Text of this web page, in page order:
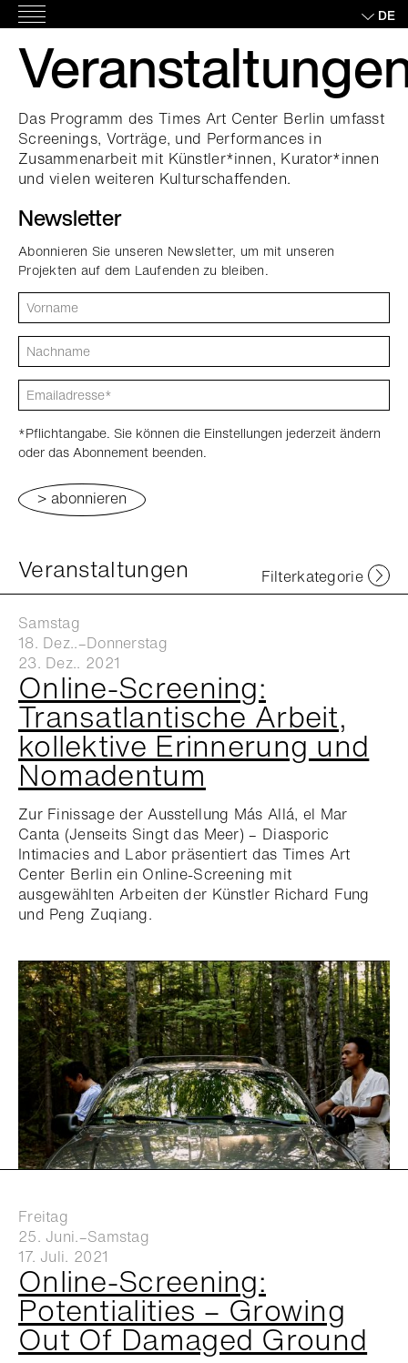
Skip
to
content
DE
Das Programm des Times Art Center Berlin umfasst
Screenings, Vorträge, und Performances in
Zusammenarbeit mit Künstler*innen, Kurator*innen
und vielen weiteren Kulturschaffenden.
Newsletter
Abonnieren Sie unseren Newsletter, um mit unseren
Projekten auf dem Laufenden zu bleiben.
*Pflichtangabe. Sie können die Einstellungen jederzeit ändern
oder das Abonnement beenden.
Veranstaltungen Filterkategorie
Samstag
18. Dez..–Donnerstag
23. Dez.. 2021
Online-Screening:
Transatlantische Arbeit,
kollektive Erinnerung und
Nomadentum
Zur Finissage der Ausstellung Más Allá, el Mar
Canta (Jenseits Singt das Meer) – Diasporic
Intimacies and Labor präsentiert das Times Art
Center Berlin ein Online-Screening mit
ausgewählten Arbeiten der Künstler Richard Fung
und Peng Zuqiang.
Freitag
25. Juni.–Samstag
17. Juli. 2021
Online-Screening:
Potentialities – Growing
Out Of Damaged Ground